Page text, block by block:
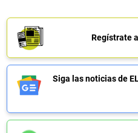
Regístrate
Siga las noticias de